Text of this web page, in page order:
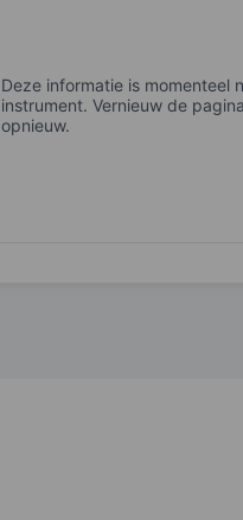
Deze informatie is momenteel
instrument. Vernieuw de
opnieuw.